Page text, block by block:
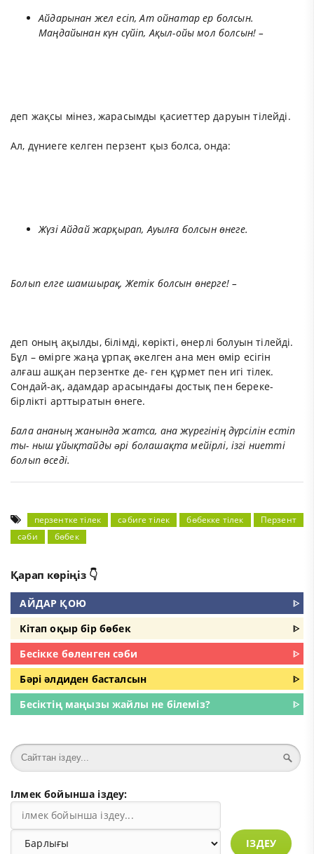
Айдарынан жел есіп, Ат ойнатар ер болсын.
Маңдайынан күн сүйіп, Ақыл-ойы мол болсын! –
деп жақсы мінез, жарасымды қасиеттер даруын тілейді.
Ал, дүниеге келген перзент қыз болса, онда:
Жүзі Айдай жарқырап, Ауылға болсын өнеге.
Болып елге шамшырақ, Жетік болсын өнерге! –
деп оның ақылды, білімді, көрікті, өнерлі болуын тілейді.
Бұл – өмірге жаңа ұрпақ əкелген ана мен өмір есігін
алғаш ашқан перзентке де- ген құрмет пен игі тілек.
Сондай-ақ, адамдар арасындағы достық пен береке-
бірлікті арттыратын өнеге.
Бала ананың жанында жатса, ана жүрегінің дүрсілін естіп
ты- ныш ұйықтайды əрі болашақта мейірлі, ізгі ниетті
болып өседі.
перзентке тілек сәбиге тілек бөбекке тілек
Перзент
сәби
бөбек
Қарап көріңіз 👇
АЙДАР ҚОЮ
ᐈ
Кітап оқыр бір бөбек
ᐈ
Бесікке бөленген сәби
ᐈ
Бәрі әлдиден басталсын
ᐈ
Бесіктің маңызы жайлы не білеміз?
ᐈ
Ілмек бойынша іздеу:
ІЗДЕУ